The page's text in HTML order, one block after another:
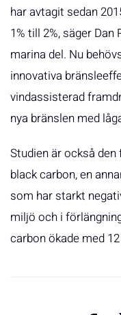
har avtagit sedan
1% till 2%, säger
marina del. Nu
innovativa
vindassisterad
nya bränslen med
Studien är också
black carbon, en
som har starkt
miljö och i
carbon ökade med